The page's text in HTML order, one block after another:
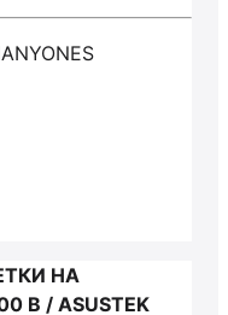
НА
В / ASUSTEK